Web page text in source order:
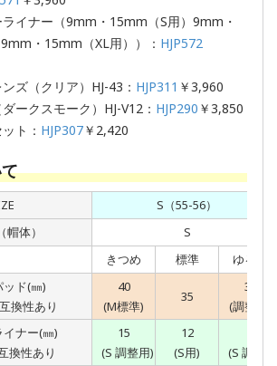
ライナー（9mm・15mm（S用）9mm・
・15mm（XL用））： HJP572
ズ（クリア）HJ-43： HJP311 ￥3,960
ークスモーク）HJ-V12： HJP290 ￥3,850
ト： HJP307￥2,420
S（55-56）
帽体）
S
きつめ
標準
ゆるめ
ド(㎜)
換性あり
40
(M標準)
35
30
(調整用)
ナー(㎜)
換性あり
15
(S 調整用)
12
(S用)
(S 調整